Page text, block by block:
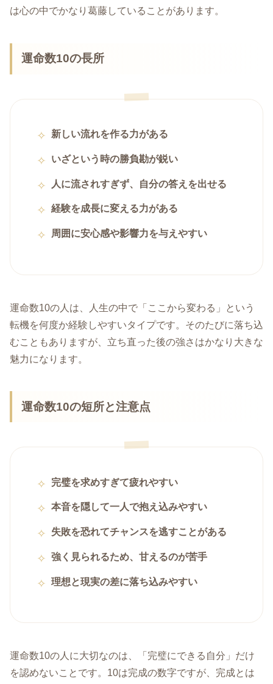
は心の中でかなり葛藤していることがあります。
運命数10の長所
新しい流れを作る力がある
いざという時の勝負勘が鋭い
人に流されすぎず、自分の答えを出せる
経験を成長に変える力がある
周囲に安心感や影響力を与えやすい
運命数10の人は、人生の中で「ここから変わる」という
転機を何度か経験しやすいタイプです。そのたびに落ち込
むこともありますが、立ち直った後の強さはかなり大きな
魅力になります。
運命数10の短所と注意点
完璧を求めすぎて疲れやすい
本音を隠して一人で抱え込みやすい
失敗を恐れてチャンスを逃すことがある
強く見られるため、甘えるのが苦手
理想と現実の差に落ち込みやすい
運命数10の人に大切なのは、「完璧にできる自分」だけ
を認めないことです。10は完成の数字ですが、完成とは